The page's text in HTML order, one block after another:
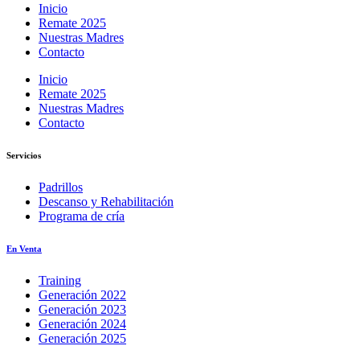
Inicio
Remate 2025
Nuestras Madres
Contacto
Inicio
Remate 2025
Nuestras Madres
Contacto
Servicios
Padrillos
Descanso y Rehabilitación
Programa de cría
En Venta
Training
Generación 2022
Generación 2023
Generación 2024
Generación 2025